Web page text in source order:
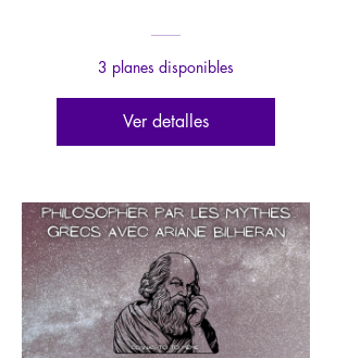
3 planes disponibles
Ver detalles